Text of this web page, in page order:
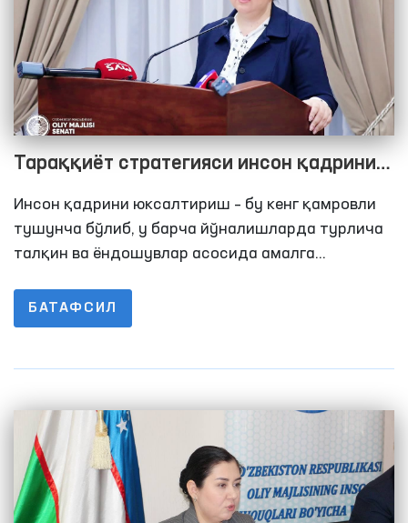
Тараққиёт стратегияси инсон қадрини
юксалтиришга қаратилган муҳим
ташаббусларни қамраб олган
Инсон қадрини юксалтириш – бу кенг қамровли
тушунча бўлиб, у барча йўналишларда турлича
талқин ва ёндошувлар асосида амалга
вазифа энг аввало, қуйи бўғин ҳисобланган
маҳаллалардан бошлаб, жамоатчилик, давлат
БАТАФСИЛ